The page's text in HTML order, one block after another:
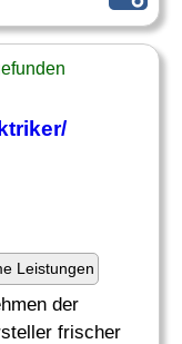
Leistungen
der
frischer